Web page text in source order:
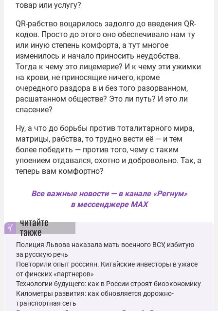
товар или услугу?
QR-рабство воцарилось задолго до введения QR-
кодов. Просто до этого оно обеспечивало нам ту
или иную степень комфорта, а тут многое
изменилось и начало приносить неудобства.
Тогда к чему это лицемерие? И к чему эти ужимки
на крови, не приносящие ничего, кроме
очередного раздора в и без того разорванном,
расшатанном обществе? Это ли путь? И это ли
спасение?
Ну, а что до борьбы против тоталитарного мира,
матрицы, рабства, то трудно вести её — и тем
более победить — против того, чему с таким
упоением отдавался, охотно и добровольно. Так, а
теперь вам комфортно?
Все важные новости — в канале «Регнум»
в мессенджере MAX
читайте
также
Полиция Львова наказала мать военного ВСУ, избитую
за русскую речь
Повторили опыт россиян. Китайские инвесторы в ужасе
от финских «партнеров»
Технологии будущего: как в России строят биоэкономику
Километры развития: как обновляется дорожно-
транспортная сеть